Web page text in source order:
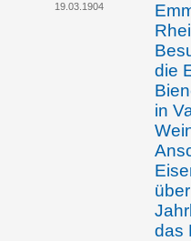
19.03.1904
die
in
das